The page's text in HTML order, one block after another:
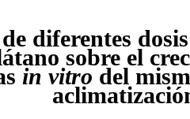
diferentes
sobre el
in vitro del